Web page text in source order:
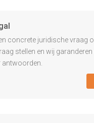
concrete juridische vraag
stellen en wij
antwoorden.